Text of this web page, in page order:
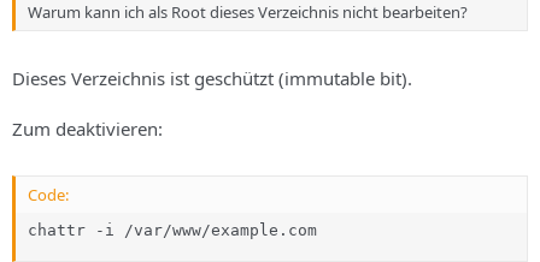
Warum kann ich als Root dieses Verzeichnis nicht bearbeiten?
Dieses Verzeichnis ist geschützt (immutable bit).
Zum deaktivieren:
Code:
chattr -i /var/www/example.com